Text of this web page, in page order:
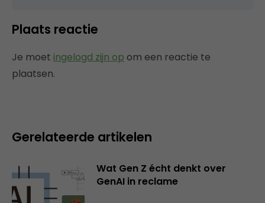
Plaats reactie
Je moet ingelogd zijn op om een reactie te
plaatsen.
Gerelateerde artikelen
Wat Gen Z écht denkt over
GenAI in reclame